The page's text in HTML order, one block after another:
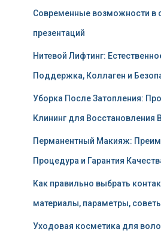
Современные возможности в
презентаций
Нитевой Лифтинг:
Поддержка, Коллаген и
Уборка После Затопления:
Клининг для
Перманентный Макияж:
Процедура и Гарантия
Как правильно выбрать
материалы, параметры,
Уходовая косметика для